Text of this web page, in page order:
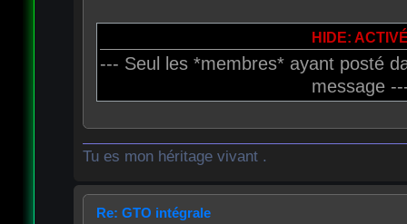
HIDE:
--- Seul les *membres* ayant posté
message
Tu es mon héritage vivant .
Re: GTO intégrale